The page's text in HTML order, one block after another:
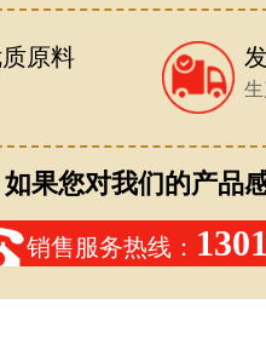
原料
果您对我们的产品
销售服务热线：